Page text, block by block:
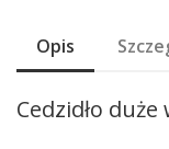
Opis
Cedzidło